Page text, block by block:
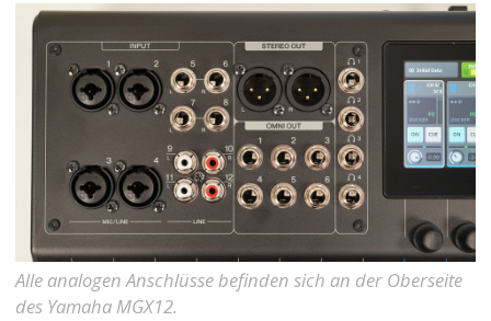
Alle analogen Anschlüsse befinden sich an der Oberseite
des Yamaha MGX12.